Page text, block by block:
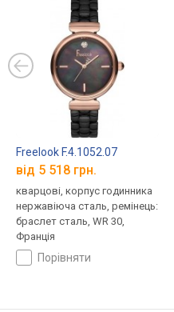
Freelook F.4.1052.07
від 5 518 грн.
кварцові, корпус годинника
нержавіюча сталь, ремінець:
браслет сталь, WR 30,
Франція
порівняти